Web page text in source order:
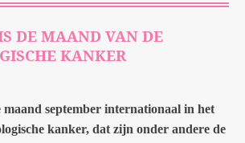
DE MAAND VAN DE
KANKER
september internationaal in het
kanker, dat zijn onder andere de